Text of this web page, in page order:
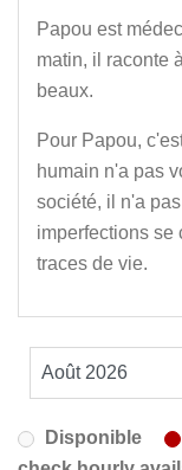
Papou est
matin, il raconte
beaux.
Pour Papou,
humain n'a pas
société, il n'a
imperfections se
traces de vie.
Disponible